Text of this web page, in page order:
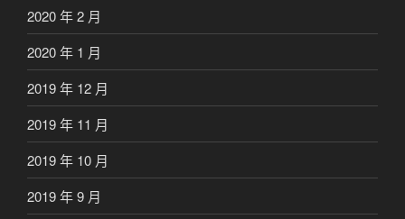
2020 年 2 月
2020 年 1 月
2019 年 12 月
2019 年 11 月
2019 年 10 月
2019 年 9 月